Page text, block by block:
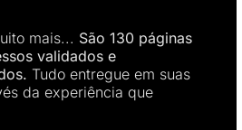
mais... São 130 páginas
validados e
Tudo entregue em suas
da experiência que